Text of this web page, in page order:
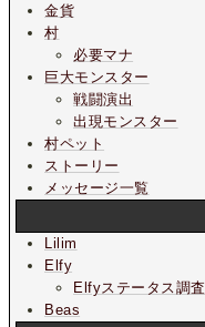
金貨
村
必要マナ
巨大モンスター
戦闘演出
出現モンスター
村ペット
ストーリー
メッセージ一覧
Lilim
Elfy
Elfyステータス調査
Beas